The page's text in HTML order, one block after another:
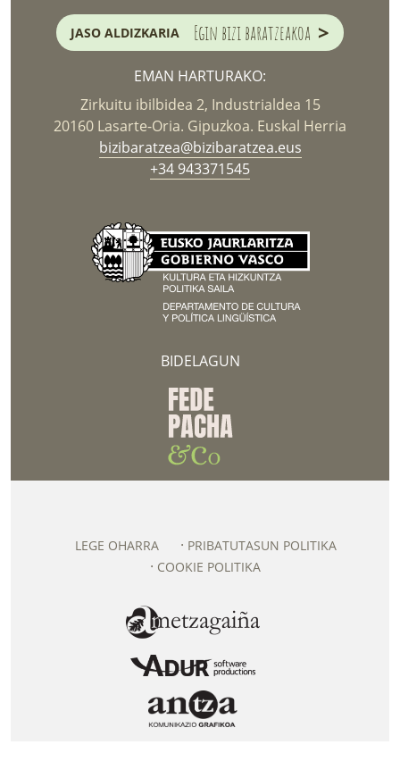
JASO ALDIZKARIA Egin bizi baratzeakoa >
EMAN HARTURAKO:
Zirkuitu ibilbidea 2, Industrialdea 15
20160 Lasarte-Oria. Gipuzkoa. Euskal Herria
bizibaratzea@bizibaratzea.eus
+34 943371545
BIDELAGUN
LEGE OHARRA
PRIBATUTASUN POLITIKA
COOKIE POLITIKA